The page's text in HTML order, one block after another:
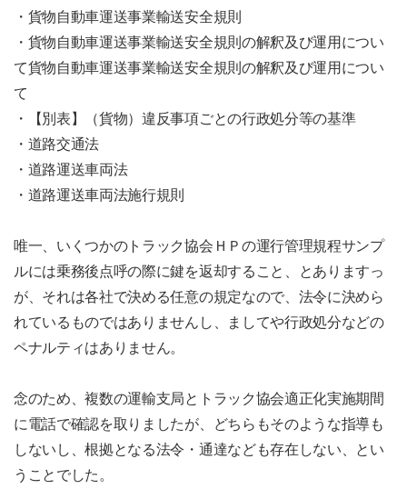
・貨物自動車運送事業輸送安全規則
・貨物自動車運送事業輸送安全規則の解釈及び運用につい
て貨物自動車運送事業輸送安全規則の解釈及び運用につい
て
・【別表】（貨物）違反事項ごとの行政処分等の基準
・道路交通法
・道路運送車両法
・道路運送車両法施行規則
唯一、いくつかのトラック協会ＨＰの運行管理規程サンプ
ルには乗務後点呼の際に鍵を返却すること、とありますっ
が、それは各社で決める任意の規定なので、法令に決めら
れているものではありませんし、ましてや行政処分などの
ペナルティはありません。
念のため、複数の運輸支局とトラック協会適正化実施期間
に電話で確認を取りましたが、どちらもそのような指導も
しないし、根拠となる法令・通達なども存在しない、とい
うことでした。